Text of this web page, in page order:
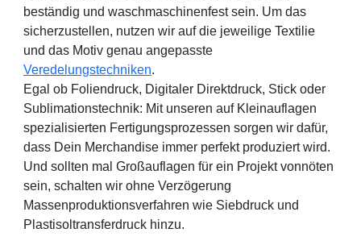
beständig und waschmaschinenfest sein. Um das
sicherzustellen, nutzen wir auf die jeweilige Textilie
und das Motiv genau angepasste
Veredelungstechniken.
Egal ob Foliendruck, Digitaler Direktdruck, Stick oder
Sublimationstechnik: Mit unseren auf Kleinauflagen
spezialisierten Fertigungsprozessen sorgen wir dafür,
dass Dein Merchandise immer perfekt produziert wird.
Und sollten mal Großauflagen für ein Projekt vonnöten
sein, schalten wir ohne Verzögerung
Massenproduktionsverfahren wie Siebdruck und
Plastisoltransferdruck hinzu.